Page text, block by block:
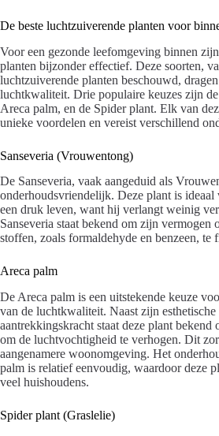
De beste luchtzuiverende planten voor
Voor een gezonde leefomgeving binnen
planten bijzonder effectief. Deze soorten,
luchtzuiverende planten beschouwd,
luchtkwaliteit. Drie populaire keuzes zijn de
Areca palm, en de Spider plant. Elk van
unieke voordelen en vereist verschillend
Sanseveria (Vrouwentong)
De Sanseveria, vaak aangeduid als
onderhoudsvriendelijk. Deze plant is ideaal
een druk leven, want hij verlangt weinig
Sanseveria staat bekend om zijn vermogen
stoffen, zoals formaldehyde en benzeen, te
Areca palm
De Areca palm is een uitstekende keuze
van de luchtkwaliteit. Naast zijn esthetische
aantrekkingskracht staat deze plant bekend
om de luchtvochtigheid te verhogen. Dit
aangenamere woonomgeving. Het
palm is relatief eenvoudig, waardoor deze
veel huishoudens.
Spider plant (Graslelie)